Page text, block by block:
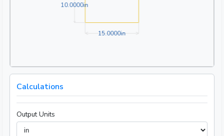
15.0000in15.0000in
10.0000in10.0000in
Calculations
Output Units